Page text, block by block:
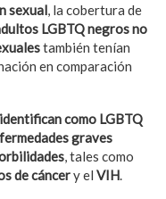
sexual, la cobertura de
LGBTQ negros no
también tenían
en comparación
como LGBTQ
graves
, tales como
de cáncery el VIH.